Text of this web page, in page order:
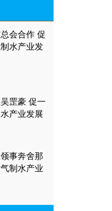
会合作 促
水产业发
罡豪 促一
产业发展
事奔舍那
制水产业